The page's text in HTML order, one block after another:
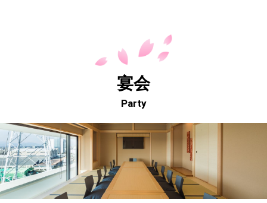
宴会
Party